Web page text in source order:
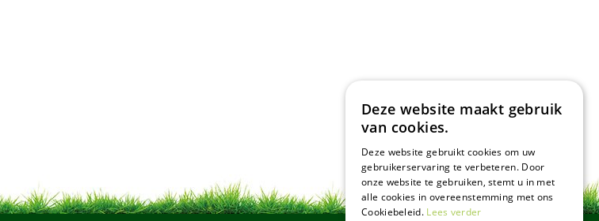
Deze website maakt gebruik
van cookies.
Deze website gebruikt cookies om uw
gebruikerservaring te verbeteren. Door
onze website te gebruiken, stemt u in met
alle cookies in overeenstemming met ons
Cookiebeleid. Lees verder